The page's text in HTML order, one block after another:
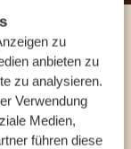
zu
anbieten zu
zu analysieren.
Verwendung
Medien,
führen diese
GERN